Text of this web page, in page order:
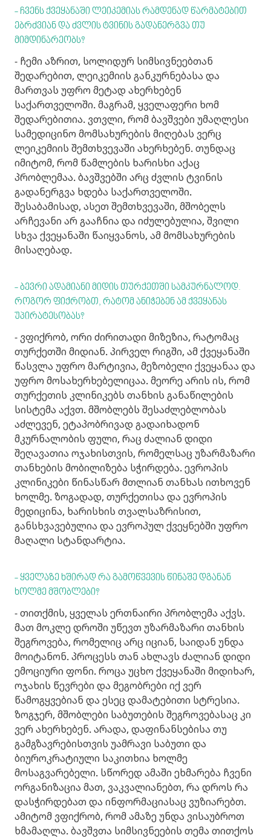
- ჩვენს ქვეყანაში ლეიკემიას რამდენად წარმატებით
ებრძვიან და ძვლის ტვინის გადანერგვა თუ
მიმდინარეობს?
- ჩემი აზრით, სოლიდურ სიმსივნეებთან
შედარებით, ლეიკემიის განკურნებასა და
მართვას უფრო მეტად ახერხებენ
საქართველოში. მაგრამ, ყველაფერი ხომ
შედარებითია. ვთვლი, რომ ბავშვები უმაღლესი
სამედიცინო მომსახურების მიღებას ვერც
ლეიკემიის შემთხვევაში ახერხებენ. თუნდაც
იმიტომ, რომ წამლების ხარისხი აქაც
პრობლემაა. ბავშვებში არც ძვლის ტვინის
გადანერგვა ხდება საქართველოში.
შესაბამისად, ასეთ შემთხვევაში, მშობელს
არჩევანი არ გააჩნია და იძულებულია, შვილი
სხვა ქვეყანაში წაიყვანოს, ამ მომსახურების
მისაღებად.
- ბევრი ადამიანი მიდის თურქეთში სამკურნალოდ.
როგორ ფიქრობთ, რატომ ანიჭებენ ამ ქვეყანას
უპირატესობას?
- ვფიქრობ, ორი ძირითადი მიზეზია, რატომაც
თურქეთში მიდიან. პირველ რიგში, ამ ქვეყანაში
წასვლა უფრო მარტივია, მეზობელი ქვეყანაა და
უფრო მოსახერხებელიცაა. მეორე არის ის, რომ
თურქეთის კლინიკებს თანხის განაწილების
სისტემა აქვთ. მშობლებს შესაძლებლობას
აძლევენ, ეტაპობრივად გადაიხადონ
მკურნალობის ფული, რაც ძალიან დიდი
შეღავათია ოჯახისთვის, რომელსაც უზარმაზარი
თანხების მობილიზება სჭირდება. ევროპის
კლინიკები წინასწარ მთლიან თანხას ითხოვენ
ხოლმე. ზოგადად, თურქეთისა და ევროპის
მედიცინა, ხარისხის თვალსაზრისით,
განსხვავებულია და ევროპულ ქვეყნებში უფრო
მაღალი სტანდარტია.
- ყველაზე ხშირად რა გამოწვევის წინაშე დგანან
ხოლმე მშობლები?
- თითქმის, ყველას ერთნაირი პრობლემა აქვს.
მათ მოკლე დროში უწევთ უზარმაზარი თანხის
შეგროვება, რომელიც არც იციან, საიდან უნდა
მოიტანონ. პროცესს თან ახლავს ძალიან დიდი
ემოციური ფონი. როცა უცხო ქვეყანაში მიდიხარ,
ოჯახის წევრები და მეგობრები იქ ვერ
წამოგყვებიან და ესეც დამატებითი სტრესია.
ზოგჯერ, მშობლები საბუთების შეგროვებასაც კი
ვერ ახერხებენ. არადა, დაფინანსებისა თუ
გამგზავრებისთვის უამრავი საბუთი და
ბიუროკრატიული საკითხია ხოლმე
მოსაგვარებელი. სწორედ ამაში ეხმარება ჩვენი
ორგანიზაცია მათ, ვაკვალიანებთ, რა დროს რა
დასჭირდებათ და ინფორმაციასაც ვუზიარებთ.
ამიტომ ვფიქრობ, რომ ამაზე უნდა ვისაუბროთ
ხმამაღლა. ბავშვთა სიმსივნეების თემა თითქოს